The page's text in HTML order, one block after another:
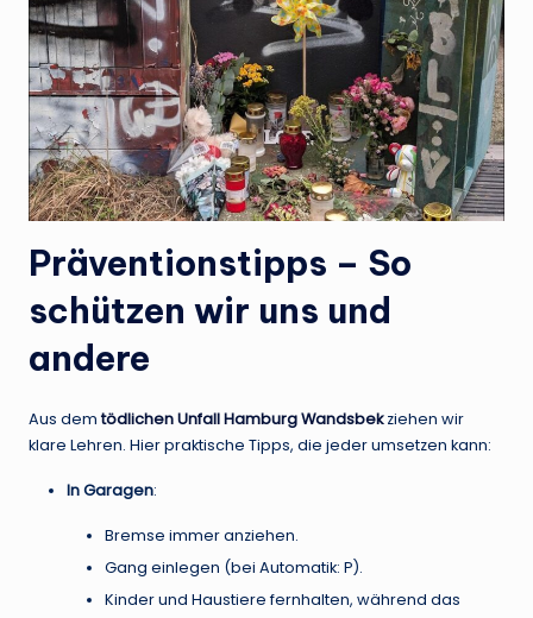
Präventionstipps – So
schützen wir uns und
andere
Aus demtödlichen Unfall Hamburg Wandsbekziehen wir
klare Lehren. Hier praktische Tipps, die jeder umsetzen kann:
In Garagen:
Bremse immer anziehen.
Gang einlegen (bei Automatik: P).
Kinder und Haustiere fernhalten, während das